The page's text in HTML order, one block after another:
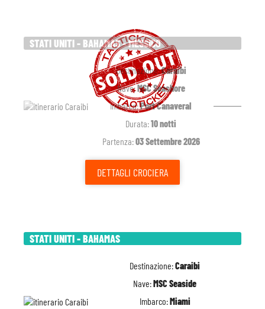
STATI UNITI - BAHAMAS - MESSICO
Destinazione:Caraibi
Nave:MSC Seashore
Imbarco:Port Canaveral
Durata:10 notti
Partenza:03 Settembre 2026
DETTAGLI CROCIERA
STATI UNITI - BAHAMAS
Destinazione:Caraibi
Nave:MSC Seaside
Imbarco:Miami